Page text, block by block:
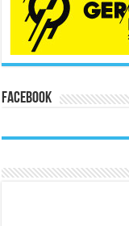
Facebook